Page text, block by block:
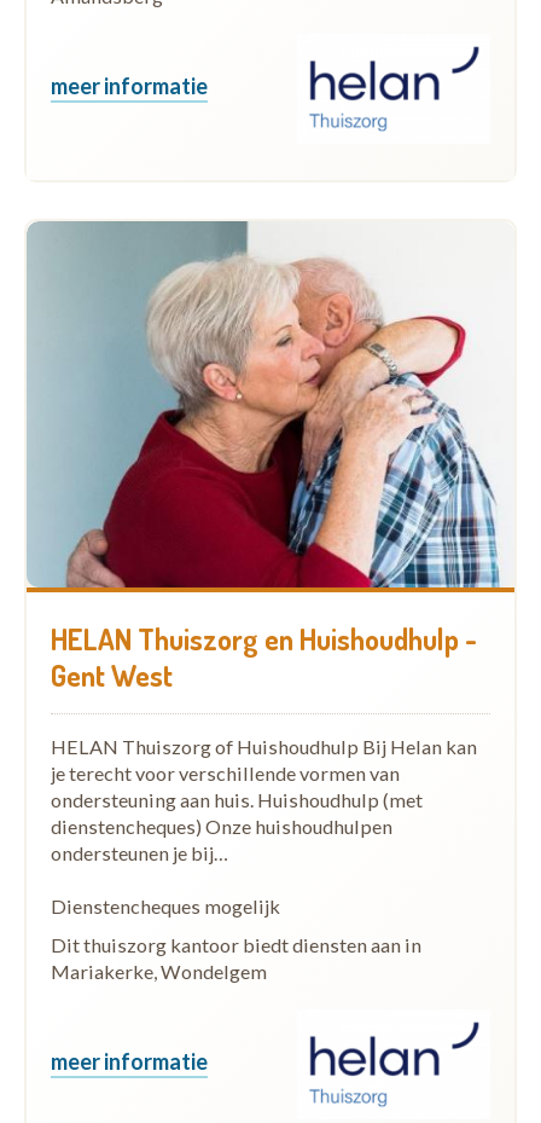
badkamerfaciliteiten in een lokaal dienstencentrum.
Beschikbaar in:Destelbergen, Laarne, Lochristi,
Merelbeke-Melle en Nazareth-De Pinte.
De karweidienst helpt bij kleine praktische werken
in en rond de woning, zoals licht onderhoud of
eenvoudige karweien. Zo kunnen bewoners hun
woning en tuin beter onderhouden en langer
kwaliteitsvol thuis wonen.
Beschikbaar in:Lochristi, Merelbeke-Melle,
Nazareth-De Pinte en Oosterzele.
MAALTIJDBEDELING AAN HUIS
Via maaltijdbedeling aan huis kunnen inwoners op
leveren. Dit kan helpen wanneer koken of
boodschappen doen tijdelijk of langdurig moeilijker
wordt.
Beschikbaar in:Laarne, Lochristi en Melle.
MINDER MOBIELEN CENTRALE
De Minder Mobielen Centrale helpt mensen met
verplaatsingsproblemen. Dit kan bijvoorbeeld gaan
om vervoer voor een doktersbezoek, familiebezoek,
boodschappen of andere noodzakelijke
verplaatsingen.
Laarne, Lochristi, Merelbeke-Melle,
Nazareth-De Pinte en Oosterzele.
meer informatie
HELAN Thuiszorg en Huishoudhulp -
Gent West
HELAN Thuiszorg of Huishoudhulp Bij Helan kan
je terecht voor verschillende vormen van
ondersteuning aan huis. Huishoudhulp (met
dienstencheques) Onze huishoudhulpen
ondersteunen je bij…
Dienstencheques mogelijk
Dit thuiszorg kantoor biedt diensten aan in
Mariakerke, Wondelgem
meer informatie